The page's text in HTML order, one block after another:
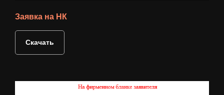
Заявка на НК
Скачать